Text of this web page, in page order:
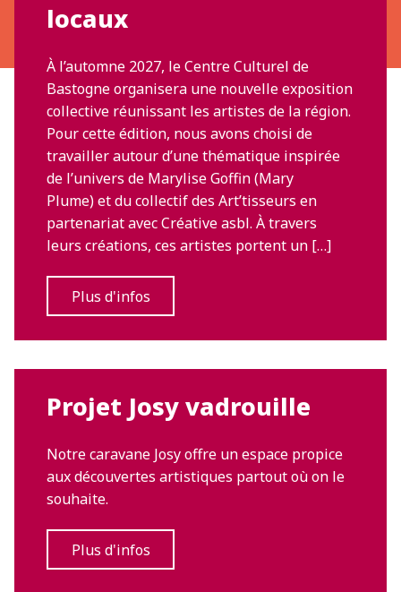
locaux
À l’automne 2027, le Centre Culturel de
Bastogne organisera une nouvelle exposition
collective réunissant les artistes de la région.
Pour cette édition, nous avons choisi de
travailler autour d’une thématique inspirée
de l’univers de Marylise Goffin (Mary
Plume) et du collectif des Art’tisseurs en
partenariat avec Créative asbl. À travers
leurs créations, ces artistes portent un […]
Plus d'infos
Projet Josy vadrouille
Notre caravane Josy offre un espace propice
aux découvertes artistiques partout où on le
souhaite.
Plus d'infos